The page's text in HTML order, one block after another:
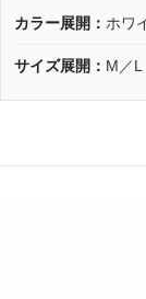
カラー展開： ホワ
サイズ展開： M／L